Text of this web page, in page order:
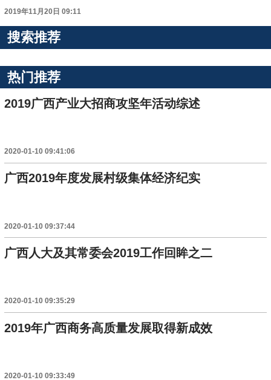
2019年11月20日 09:11
搜索推荐
热门推荐
2019广西产业大招商攻坚年活动综述
2020-01-10 09:41:06
广西2019年度发展村级集体经济纪实
2020-01-10 09:37:44
广西人大及其常委会2019工作回眸之二
2020-01-10 09:35:29
2019年广西商务高质量发展取得新成效
2020-01-10 09:33:49